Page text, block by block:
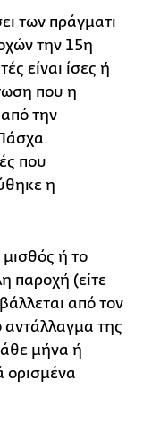
των πράγματι
την 15η
είναι ίσες ή
που η
την
που
η
ή το
παροχή (είτε
από τον
αντάλλαγμα της
μήνα ή
ορισμένα